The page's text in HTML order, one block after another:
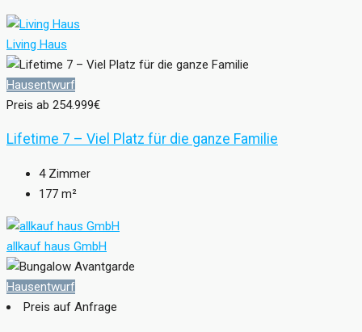
Living Haus
Hausentwurf
Preis ab 254.999€
Lifetime 7 – Viel Platz für die ganze Familie
4 Zimmer
177 m²
allkauf haus GmbH
Hausentwurf
Preis auf Anfrage